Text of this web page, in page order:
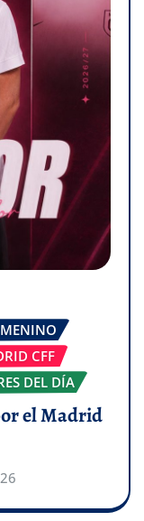
CFF
DEL DÍA
el Madrid